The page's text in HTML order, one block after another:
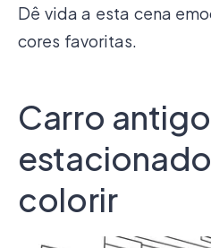
Dê vida a esta cena
cores favoritas.
Carro antigo
colorir